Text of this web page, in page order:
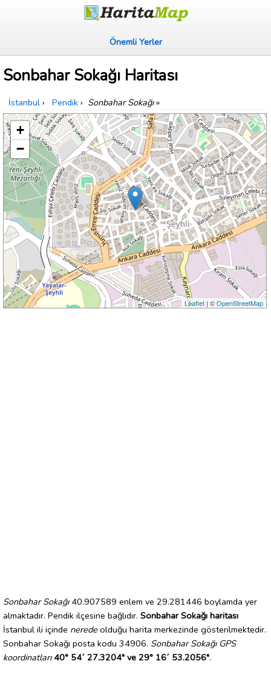
Önemli Yerler
Sonbahar Sokağı Haritası
İstanbul › Pendik › Sonbahar Sokağı»
+
−
Leaflet| ©OpenStreetMap
Sonbahar Sokağı40.907589 enlem ve 29.281446 boylamda yer
almaktadır. Pendik ilçesine bağlıdır. Sonbahar Sokağı haritası
İstanbul ili içinde nerede olduğu harita merkezinde gösterilmektedir.
Sonbahar Sokağı posta kodu 34906. Sonbahar Sokağı GPS
koordinatları 40° 54´ 27.3204" ve 29° 16´ 53.2056".